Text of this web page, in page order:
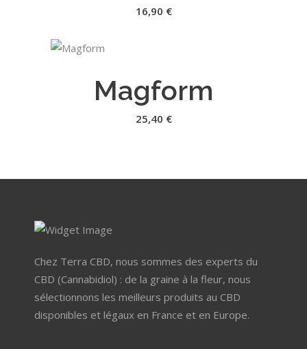
16,90 €
Magform
25,40 €
Chez Terra CBD, nous sommes des experts du
CBD (Cannabidiol) : de la graine à la fleur, nous
sélectionnons les meilleurs produits au CBD
disponibles et légaux en France et en Europe.